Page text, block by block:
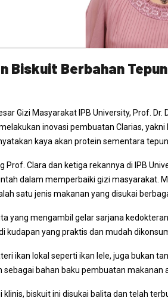
Biskuit Berbahan
Gizi Masyarakat IPB University, Prof.
inovasi pembuatan Clarias,
kaya akan protein sementara
Prof. Clara dan ketiga rekannya di IPB
dalam memperbaiki gizi masyarakat.
satu jenis makanan yang disukai
yang mengambil gelar sarjana
kudapan yang praktis dan mudah
ikan lokal seperti ikan lele, juga bukan
bahan baku pembuatan
klinis, biskuit ini disukai balita dan telah